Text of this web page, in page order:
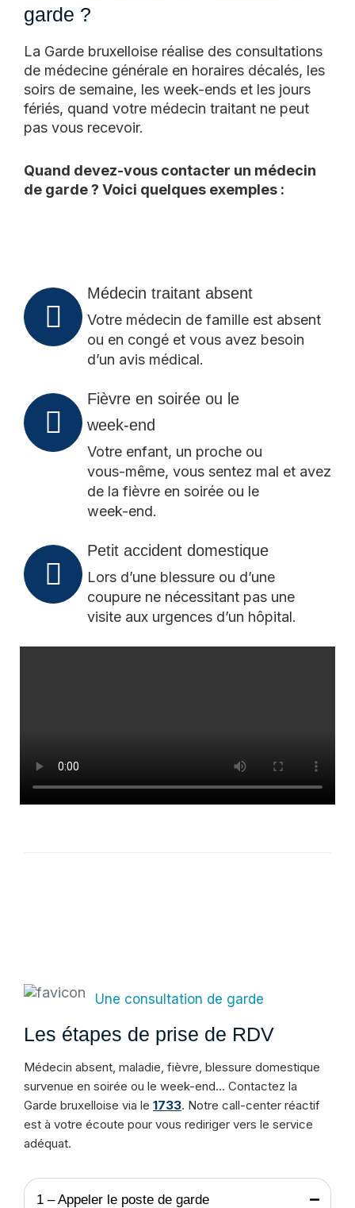
garde ?
La Garde bruxelloise réalise des consultations
de médecine générale en horaires décalés, les
soirs de semaine, les week-ends et les jours
fériés, quand votre médecin traitant ne peut
pas vous recevoir.
Quand devez-vous contacter un médecin
de garde ? Voici quelques exemples :
Médecin traitant absent
Votre médecin de famille est absent
ou en congé et vous avez besoin
d’un avis médical.
Fièvre en soirée ou le
week-end
Votre enfant, un proche ou
vous-même, vous sentez mal et avez
de la fièvre en soirée ou le
week-end.
Petit accident domestique
Lors d’une blessure ou d’une
coupure ne nécessitant pas une
visite aux urgences d’un hôpital.
Une consultation de garde
Les étapes de prise de RDV
Médecin absent, maladie, fièvre, blessure domestique
survenue en soirée ou le week-end… Contactez la
Garde bruxelloise via le 1733. Notre call-center réactif
est à votre écoute pour vous rediriger vers le service
adéquat.
1 – Appeler le poste de garde